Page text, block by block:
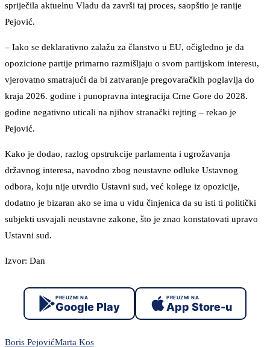
spriječila aktuelnu Vladu da završi taj proces, saopštio je ranije
Pejović.
– Iako se deklarativno zalažu za članstvo u EU, očigledno je da
opozicione partije primarno razmišljaju o svom partijskom interesu,
vjerovatno smatrajući da bi zatvaranje pregovaračkih poglavlja do
kraja 2026. godine i punopravna integracija Crne Gore do 2028.
godine negativno uticali na njihov stranački rejting – rekao je
Pejović.
Kako je dodao, razlog opstrukcije parlamenta i ugrožavanja
državnog interesa, navodno zbog neustavne odluke Ustavnog
odbora, koju nije utvrdio Ustavni sud, već kolege iz opozicije,
dodatno je bizaran ako se ima u vidu činjenica da su isti ti politički
subjekti usvajali neustavne zakone, što je znao konstatovati upravo
Ustavni sud.
Izvor: Dan
PREUZMI NA
Google Play
PREUZMI NA
App Store-u
Boris PejovićMarta Kos